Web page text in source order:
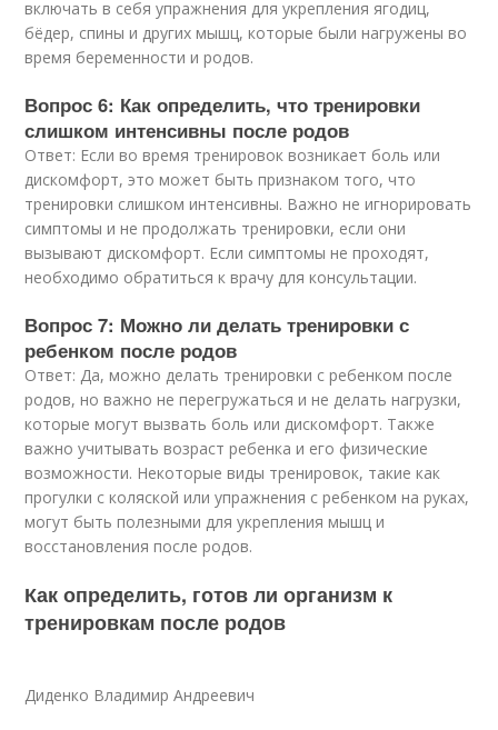
включать в себя упражнения для укрепления ягодиц,
бёдер, спины и других мышц, которые были нагружены во
время беременности и родов.
Вопрос 6: Как определить, что тренировки
слишком интенсивны после родов
Ответ: Если во время тренировок возникает боль или
дискомфорт, это может быть признаком того, что
тренировки слишком интенсивны. Важно не игнорировать
симптомы и не продолжать тренировки, если они
вызывают дискомфорт. Если симптомы не проходят,
необходимо обратиться к врачу для консультации.
Вопрос 7: Можно ли делать тренировки с
ребенком после родов
Ответ: Да, можно делать тренировки с ребенком после
родов, но важно не перегружаться и не делать нагрузки,
которые могут вызвать боль или дискомфорт. Также
важно учитывать возраст ребенка и его физические
возможности. Некоторые виды тренировок, такие как
прогулки с коляской или упражнения с ребенком на руках,
могут быть полезными для укрепления мышц и
восстановления после родов.
Как определить, готов ли организм к
тренировкам после родов
Диденко Владимир Андреевич